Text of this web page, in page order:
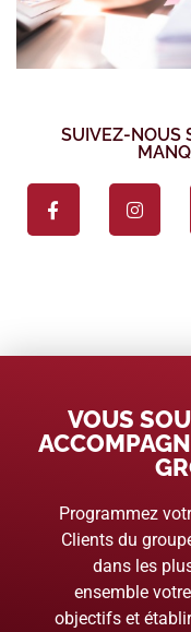
SUIVEZ-NOUS
VOUS
Programmez
Clients du
dans les
ensemble
objectifs et